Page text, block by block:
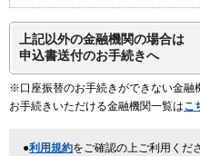
上記以外の金融機関の場合は
申込書送付のお手続きへ
※口座振替のお手続きができない金融
お手続きいただける金融機関一覧はこ
利用規約をご確認の上ご利用くだ